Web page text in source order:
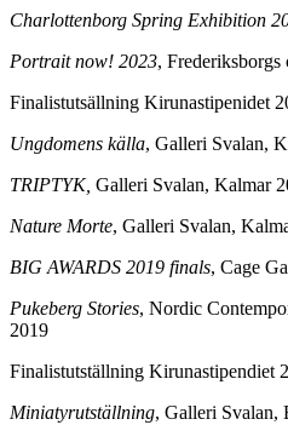
Charlottenborg Spring Exhibition
Portrait now! 2023,
Finalistutsällning Kirunastipenidet
Ungdomens källa, Galleri Svalan,
TRIPTYK, Galleri Svalan, Kalmar
Nature Morte, Galleri Svalan,
BIG AWARDS 2019 finals, Cage
Pukeberg Stories, Nordic
2019
Finalistutställning Kirunastipendiet
Miniatyrutställning, Galleri Svalan,